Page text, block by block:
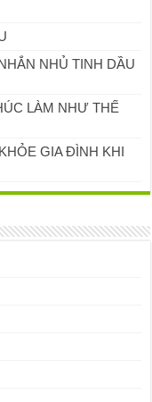
NHỦ TINH DẦU
LÀM NHƯ THẾ
GIA ĐÌNH KHI